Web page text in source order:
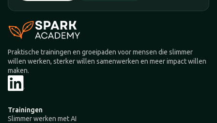
Praktische trainingen en groeipaden voor mensen die slimmer
willen werken, sterker willen samenwerken en meer impact willen
maken.
Trainingen
Slimmer werken met AI